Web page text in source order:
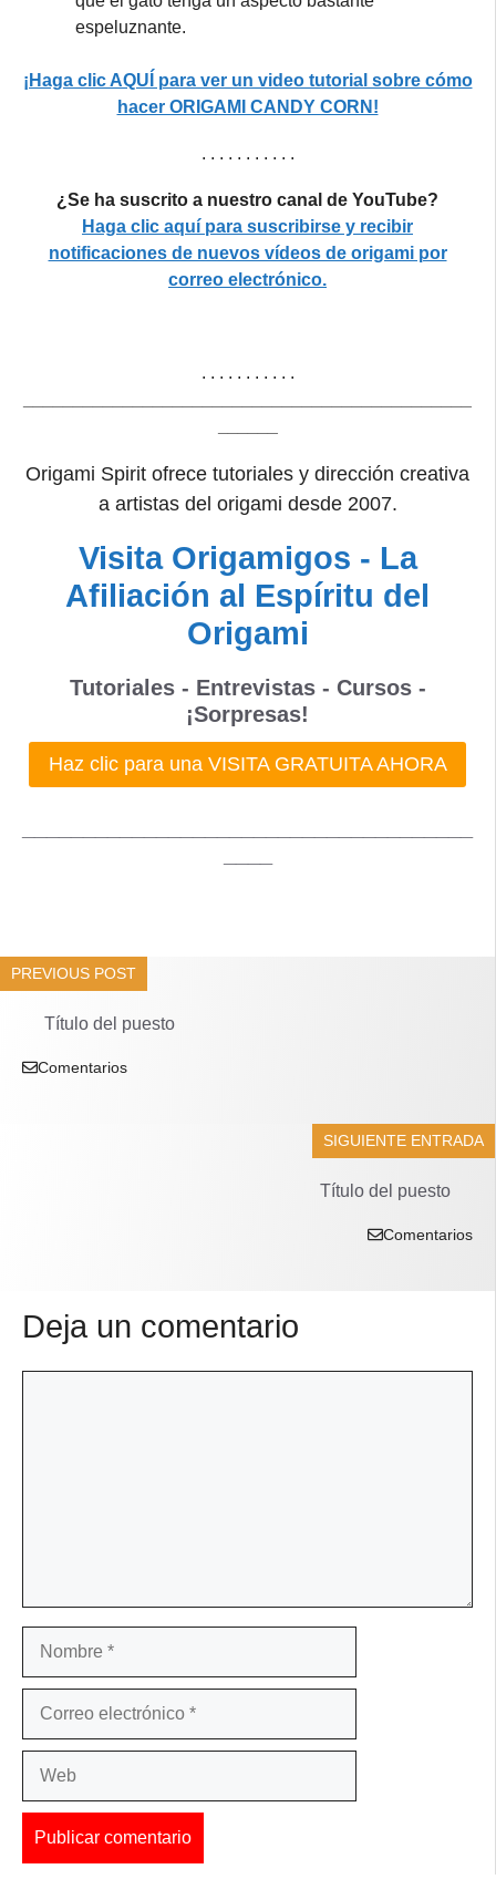
espeluznante.
¡Haga clic AQUÍ para ver un video tutorial sobre cómo
hacer ORIGAMI CANDY CORN!
. . . . . . . . . . .
¿Se ha suscrito a nuestro canal de YouTube?
Haga clic aquí para suscribirse y recibir
notificaciones de nuevos vídeos de origami por
correo electrónico.
. . . . . . . . . . .
Origami Spirit ofrece tutoriales y dirección creativa
a artistas del origami desde 2007.
Visita Origamigos - La
Afiliación al Espíritu del
Origami
Tutoriales - Entrevistas - Cursos -
¡Sorpresas!
Haz clic para una VISITA GRATUITA AHORA
PREVIOUS POST
Título del puesto
Comentarios
SIGUIENTE ENTRADA
Título del puesto
Comentarios
Deja un comentario